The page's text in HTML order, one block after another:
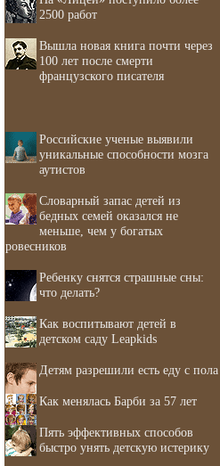
2500 работ
Вышла новая книга почти через
100 лет после смерти
французского писателя
Российские ученые выявили
уникальные способности мозга
аутистов
Словарный запас детей из
бедных семей оказался не
меньше, чем у богатых
ровесников
Ребенку снятся страшные сны:
что делать?
Как воспитывают детей в
детском саду Leapkids
Детям разрешили есть еду с пола
Как менялась Барби за 57 лет
Пять эффективных способов
быстро унять детскую истерику